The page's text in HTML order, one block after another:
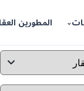
المطورين